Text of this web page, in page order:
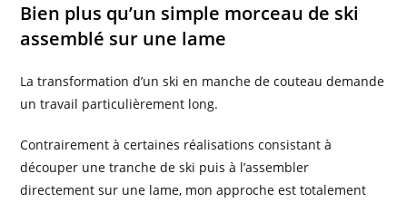
Bien plus qu’un simple morceau de ski
assemblé sur une lame
La transformation d’un ski en manche de couteau demande
un travail particulièrement long.
Contrairement à certaines réalisations consistant à
découper une tranche de ski puis à l’assembler
directement sur une lame, mon approche est totalement